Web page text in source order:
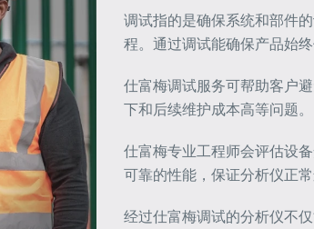
调试指的是确保系统和部件
程。通过调试能确保产品始
仕富梅调试服务可帮助客户
下和后续维护成本高等问题。
仕富梅专业工程师会评估设
可靠的性能，保证分析仪正常
经过仕富梅调试的分析仪不仅